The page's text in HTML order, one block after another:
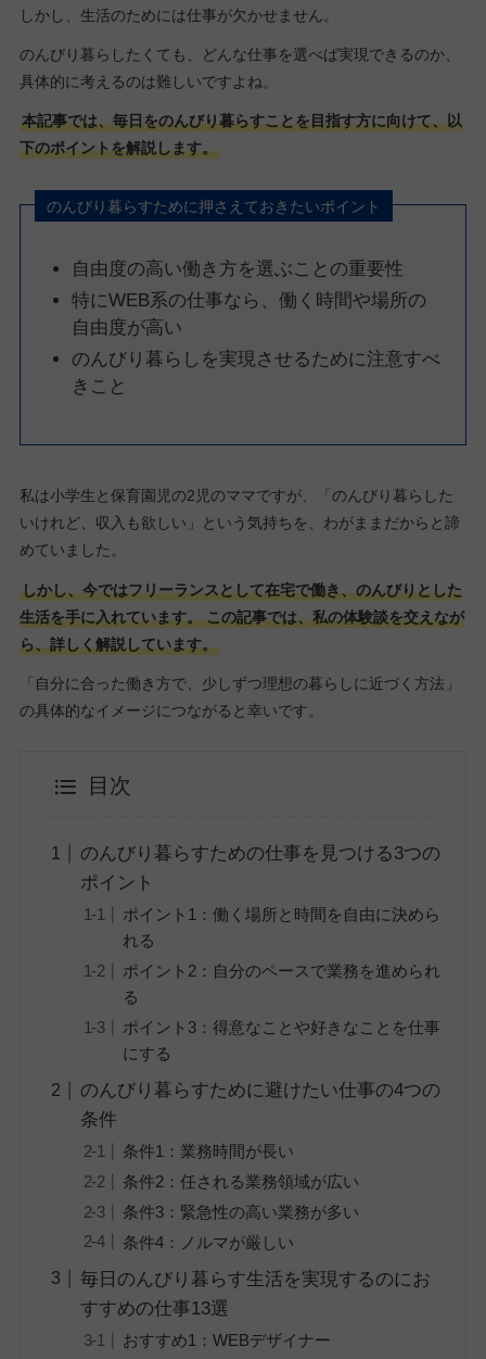
しかし、生活のためには仕事が欠かせません。
のんびり暮らしたくても、どんな仕事を選べば実現できるのか、
具体的に考えるのは難しいですよね。
本記事では、毎日をのんびり暮らすことを目指す方に向けて、以
下のポイントを解説します。
のんびり暮らすために押さえておきたいポイント
自由度の高い働き方を選ぶことの重要性
特にWEB系の仕事なら、働く時間や場所の
自由度が高い
のんびり暮らしを実現させるために注意すべ
きこと
私は小学生と保育園児の2児のママですが、「のんびり暮らした
いけれど、収入も欲しい」という気持ちを、わがままだからと諦
めていました。
しかし、今ではフリーランスとして在宅で働き、のんびりとした
生活を手に入れています。 この記事では、私の体験談を交えなが
ら、詳しく解説しています。
「自分に合った働き方で、少しずつ理想の暮らしに近づく方法」
の具体的なイメージにつながると幸いです。
目次
のんびり暮らすための仕事を見つける3つの
ポイント
ポイント1：働く場所と時間を自由に決めら
れる
ポイント2：自分のペースで業務を進められ
る
ポイント3：得意なことや好きなことを仕事
にする
のんびり暮らすために避けたい仕事の4つの
条件
条件1：業務時間が長い
条件2：任される業務領域が広い
条件3：緊急性の高い業務が多い
条件4：ノルマが厳しい
毎日のんびり暮らす生活を実現するのにお
すすめの仕事13選
おすすめ1：WEBデザイナー